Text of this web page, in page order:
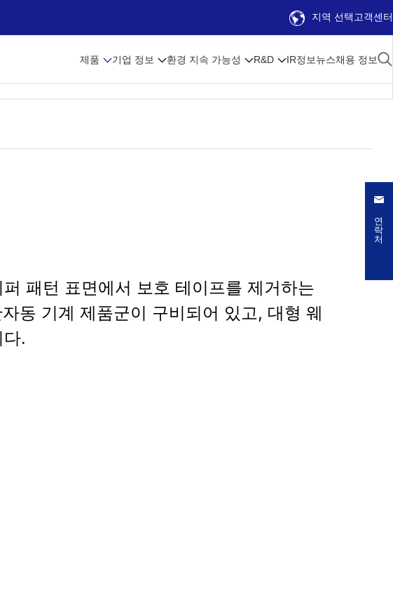
지역 선택고객센터
제품 기업 정보 환경 지속 가능성 R&D IR정보뉴스채용 정보
패턴 표면에서 보호 테이프를 제거하는
동 기계 제품군이 구비되어 있고, 대형 웨
.
연락처